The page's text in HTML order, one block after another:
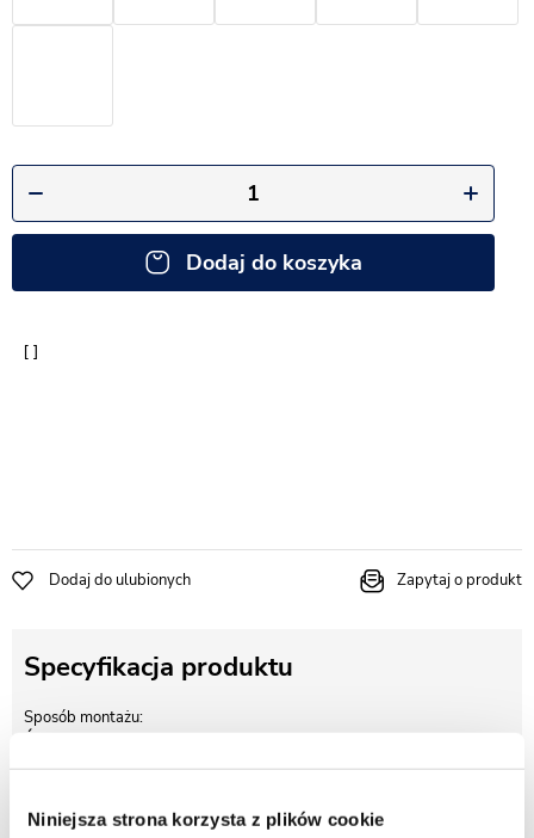
Niniejsza strona korzysta z plików cookie
Dodaj do koszyka
Dodaj do ulubionych Zapytaj o produkt
Specyfikacja produktu
Sposób montażu